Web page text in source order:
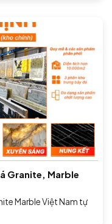
Granite, Marble
Marble Việt Nam tự